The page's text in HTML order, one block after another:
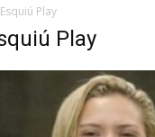
Esquiú Play
Play